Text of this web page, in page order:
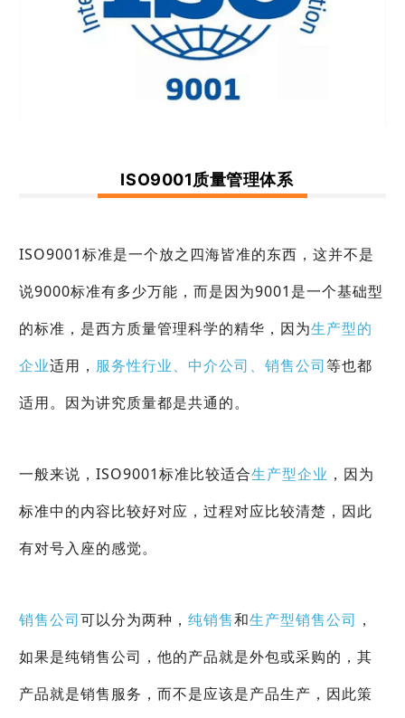
ISO9001质量管理体系
ISO9001标准是一个放之四海皆准的东西，这并不是
说9000标准有多少万能，而是因为9001是一个基础型
的标准，是西方质量管理科学的精华，因为生产型的
企业适用， 服务性行业、中介公司、销售公司等也都
适用。因为讲究质量都是共通的。
一般来说，ISO9001标准比较适合生产型企业 ，因为
标准中的内容比较好对应，过程对应比较清楚，因此
有对号入座的感觉。
销售公司可以分为两种， 纯销售和生产型销售公司 ，
如果是纯销售公司，他的产品就是外包或采购的，其
产品就是销售服务，而不是应该是产品生产，因此策